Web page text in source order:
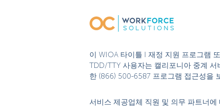
이 WIOA 타이틀 I 재정 지원 프로그램
TDD/TTY 사용자는 캘리포니아 중계
한 (866) 500-6587 프로그램 접근성을
서비스 제공업체 직원 및 의무 파트너